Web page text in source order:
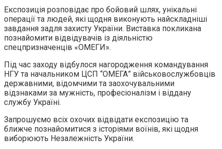
Експозиція розповідає про бойовий шлях, унікальні
операції та людей, які щодня виконують найскладніші
завдання задля захисту України. Виставка покликана
познайомити відвідувачів із діяльністю
спецпризначенців «ОМЕГИ».
Під час заходу відбулося нагородження командування
НГУ та начальником ЦСП “ОМЕГА” військовослужбовців
державними, відомчими та заохочувальними
відзнаками за мужність, професіоналізм і віддану
службу Україні.
Запрошуємо всіх охочих відвідати експозицію та
ближче познайомитися з історіями воїнів, які щодня
виборюють Незалежність України.